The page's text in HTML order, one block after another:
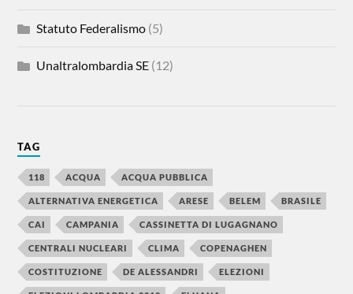
Statuto Federalismo (5)
Unaltralombardia SE (12)
TAG
118 ACQUA ACQUA PUBBLICA
ALTERNATIVA ENERGETICA ARESE BELEM BRASILE
CAI CAMPANIA CASSINETTA DI LUGAGNANO
CENTRALI NUCLEARI CLIMA COPENAGHEN
COSTITUZIONE DE ALESSANDRI ELEZIONI